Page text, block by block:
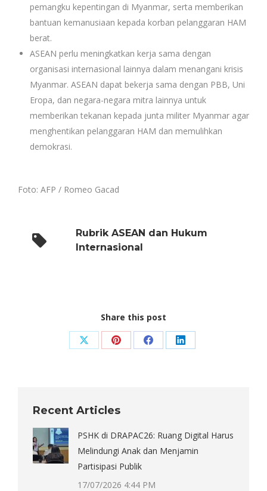
pemangku kepentingan di Myanmar, serta memberikan
bantuan kemanusiaan kepada korban pelanggaran HAM
berat.
ASEAN perlu meningkatkan kerja sama dengan
organisasi internasional lainnya dalam menangani krisis
Myanmar. ASEAN dapat bekerja sama dengan PBB, Uni
Eropa, dan negara-negara mitra lainnya untuk
memberikan tekanan kepada junta militer Myanmar agar
menghentikan pelanggaran HAM dan memulihkan
demokrasi.
Foto: AFP / Romeo Gacad
Rubrik ASEAN dan Hukum
Internasional
Share this post
Share Share Share Share
Recent Articles
PSHK di DRAPAC26: Ruang Digital Harus
Melindungi Anak dan Menjamin
Partisipasi Publik
17/07/2026 4:44 PM